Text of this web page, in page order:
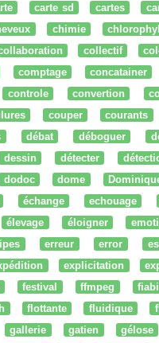
carte sd cartes
chimie
collectif
comptage concatainer
controle convertion
couper courants
débat déboguer
dessin détecter
dodoc dome
échange echouage
élevage éloigner
erreur error
explicitation
festival ffmpeg
flottante fluidique
gallerie gatien gélose